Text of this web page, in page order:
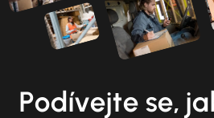
Podívejte se,